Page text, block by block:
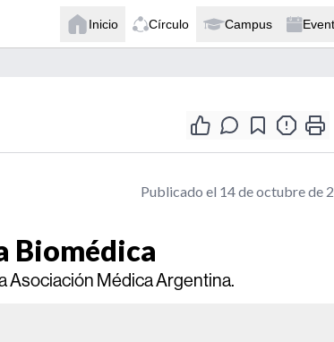
Inicio Círculo Campus
Publicado el 14 de octubre de
Biomédica
Asociación Médica Argentina.